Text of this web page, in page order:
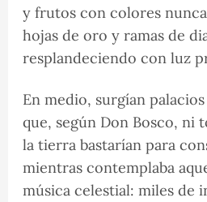
y frutos con colores
hojas de oro y ramas de
resplandeciendo con luz
En medio, surgían
que, según Don Bosco, ni
la tierra bastarían para
mientras contemplaba
música celestial: miles de